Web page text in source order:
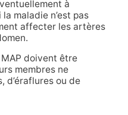
à
la maladie n’est pas
affecter les artères
doivent être
membres ne
d’éraflures ou de